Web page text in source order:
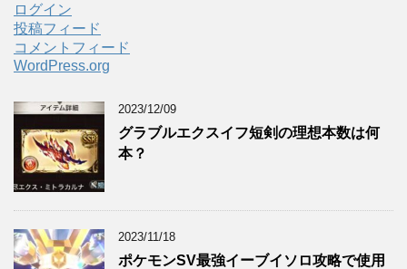
ログイン
投稿フィード
コメントフィード
WordPress.org
2023/12/09
グラブルエクスイフ短剣の理想本数は何
本？
2023/11/18
ポケモンSV最強イーブイソロ攻略で使用